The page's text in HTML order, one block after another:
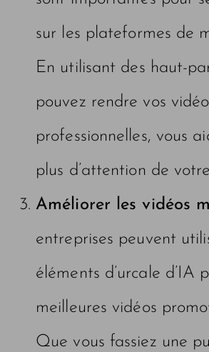
sur les plateformes de
En utilisant des haut-
pouvez rendre vos
professionnelles, vous
plus d’attention de
Améliorer les vidéos
entreprises peuvent
éléments d’urcale d’IA
meilleures vidéos
Que vous fassiez une